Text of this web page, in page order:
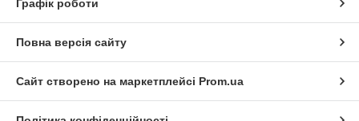
Графік роботи
Повна версія сайту
Сайт створено на маркетплейсі Prom.ua